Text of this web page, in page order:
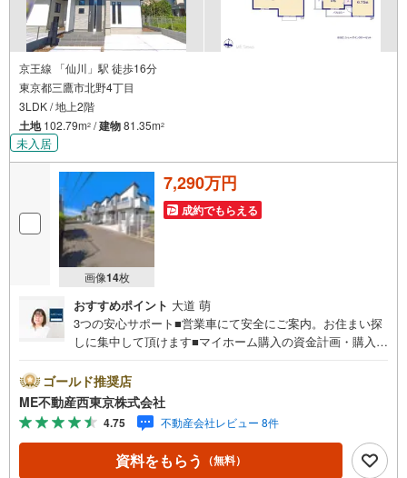
京王線 「仙川」駅 徒歩16分
東京都三鷹市北野4丁目
3LDK / 地上2階
土地102.79m2 /建物81.35m2
未入居
画像14枚
7,290万円
成約でもらえる
おすすめポイント 大道 萌
3つの安心サポート■営業車にて安全にご案内。お住まい探
しに集中して頂けます■マイホーム購入の資金計画・購入か
どんなに信用のある建築会社でもご自分の目で確認するこ
とは重要ですよね。特殊機材を使用し物件状態を調査致し
ますご来店特典■FP相談キャッシュフローの作成無料でで
きます■未公開の物件情報をご紹介■弊社仲介にてご契約頂
くと1万円から最大10万円のご紹介料をお支払い！詳しくは
スタッフ迄 都内有数の1棟ビル大型店舗開店！■西武新宿線
ゴールド推奨店
ME不動産西東京株式会社
4.75 不動産会社レビュー 8件
資料をもらう （無料）